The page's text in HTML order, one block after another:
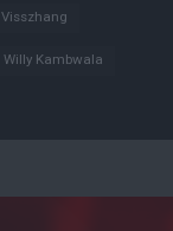
Visszhang
Willy Kambwala